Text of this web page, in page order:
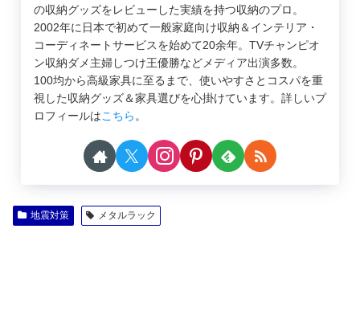
の収納グッズをレビューした実績を持つ収納のプロ。
2002年に日本で初めて一般家庭向け収納＆インテリア・
コーディネートサービスを始めて20余年。TVチャンピオ
ン収納ダメ主婦しつけ王優勝などメディア出演多数。
100均から高級家具に至るまで、使いやすさとコスパを重
視した収納グッズ＆家具選びを心掛けています。詳しいプ
ロフィールはこちら 。
地震対策 メタルラック